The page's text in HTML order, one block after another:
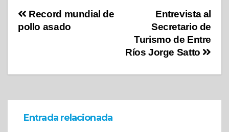
Entrevista al
Secretario de
Turismo de Entre
Ríos Jorge Satto
Record mundial de
pollo asado
Entrada relacionada